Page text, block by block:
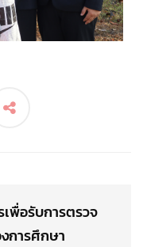
พื่อรับการตรวจ
การศึกษา